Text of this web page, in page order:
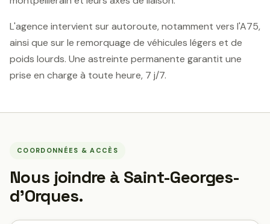
L'agence intervient sur autoroute, notamment vers l'A75,
ainsi que sur le remorquage de véhicules légers et de
poids lourds. Une astreinte permanente garantit une
prise en charge à toute heure, 7 j/7.
COORDONNÉES & ACCÈS
Nous joindre à Saint-Georges-
d'Orques.